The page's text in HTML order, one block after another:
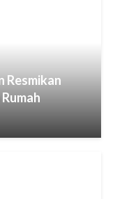
Resmikan